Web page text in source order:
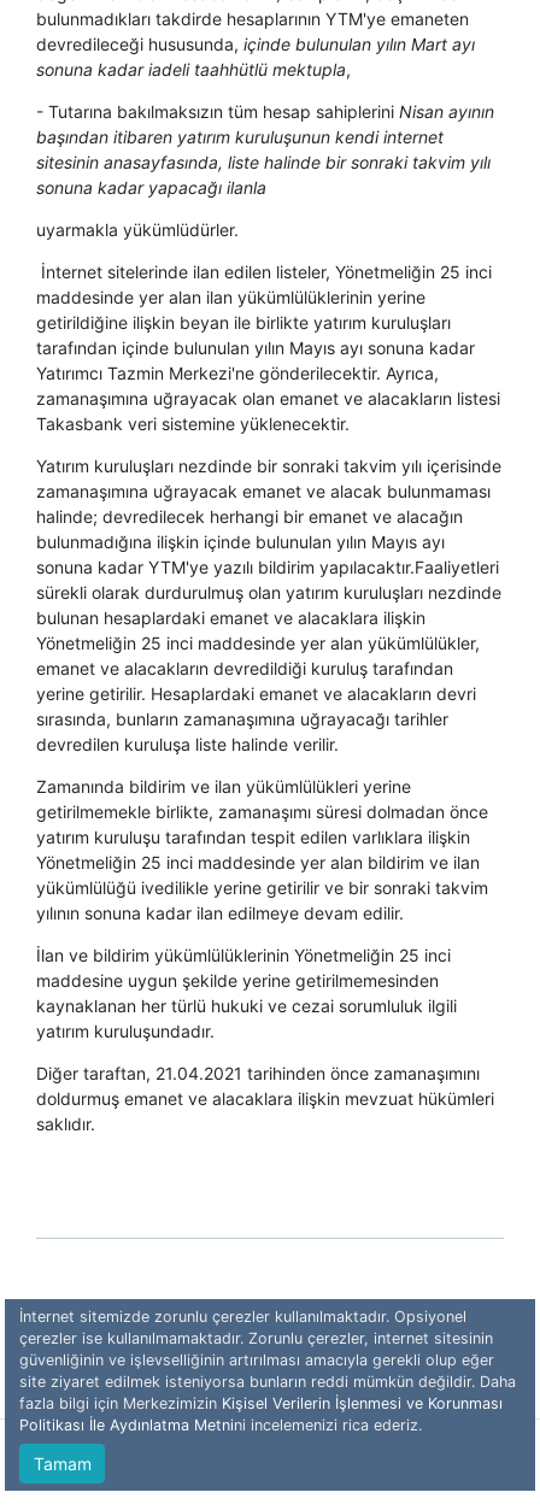
bulunmadıkları takdirde hesaplarının YTM'ye emaneten
devredileceği hususunda, içinde bulunulan yılın Mart ayı
sonuna kadar iadeli taahhütlü mektupla,
- Tutarına bakılmaksızın tüm hesap sahiplerini Nisan ayının
başından itibaren yatırım kuruluşunun kendi internet
sitesinin anasayfasında, liste halinde bir sonraki takvim yılı
sonuna kadar yapacağı ilanla
uyarmakla yükümlüdürler.
İnternet sitelerinde ilan edilen listeler, Yönetmeliğin 25 inci
maddesinde yer alan ilan yükümlülüklerinin yerine
getirildiğine ilişkin beyan ile birlikte yatırım kuruluşları
tarafından içinde bulunulan yılın Mayıs ayı sonuna kadar
Yatırımcı Tazmin Merkezi'ne gönderilecektir. Ayrıca,
zamanaşımına uğrayacak olan emanet ve alacakların listesi
Takasbank veri sistemine yüklenecektir.
Yatırım kuruluşları nezdinde bir sonraki takvim yılı içerisinde
zamanaşımına uğrayacak emanet ve alacak bulunmaması
halinde; devredilecek herhangi bir emanet ve alacağın
bulunmadığına ilişkin içinde bulunulan yılın Mayıs ayı
sonuna kadar YTM'ye yazılı bildirim yapılacaktır.Faaliyetleri
sürekli olarak durdurulmuş olan yatırım kuruluşları nezdinde
bulunan hesaplardaki emanet ve alacaklara ilişkin
Yönetmeliğin 25 inci maddesinde yer alan yükümlülükler,
emanet ve alacakların devredildiği kuruluş tarafından
yerine getirilir. Hesaplardaki emanet ve alacakların devri
sırasında, bunların zamanaşımına uğrayacağı tarihler
devredilen kuruluşa liste halinde verilir.
Zamanında bildirim ve ilan yükümlülükleri yerine
getirilmemekle birlikte, zamanaşımı süresi dolmadan önce
yatırım kuruluşu tarafından tespit edilen varlıklara ilişkin
Yönetmeliğin 25 inci maddesinde yer alan bildirim ve ilan
yükümlülüğü ivedilikle yerine getirilir ve bir sonraki takvim
yılının sonuna kadar ilan edilmeye devam edilir.
İlan ve bildirim yükümlülüklerinin Yönetmeliğin 25 inci
maddesine uygun şekilde yerine getirilmemesinden
kaynaklanan her türlü hukuki ve cezai sorumluluk ilgili
yatırım kuruluşundadır.
Diğer taraftan, 21.04.2021 tarihinden önce zamanaşımını
doldurmuş emanet ve alacaklara ilişkin mevzuat hükümleri
saklıdır.​
© 2026 - Yatırımcı Tazmin Merkezi (YTM)
İnternet sitemizde zorunlu çerezler kullanılmaktadır. Opsiyonel
çerezler ise kullanılmamaktadır. Zorunlu çerezler, internet sitesinin
güvenliğinin ve işlevselliğinin artırılması amacıyla gerekli olup eğer
site ziyaret edilmek isteniyorsa bunların reddi mümkün değildir. Daha
fazla bilgi için Merkezimizin Kişisel Verilerin İşlenmesi ve Korunması
Politikası İle Aydınlatma Metnini incelemenizi rica ederiz.
Tamam